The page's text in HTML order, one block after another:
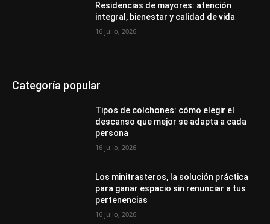
Residencias de mayores: atención
integral, bienestar y calidad de vida
16 julio, 2026
Categoría popular
Tipos de colchones: cómo elegir el
descanso que mejor se adapta a cada
persona
16 julio, 2026
Los minitrasteros, la solución práctica
para ganar espacio sin renunciar a tus
pertenencias
16 julio, 2026